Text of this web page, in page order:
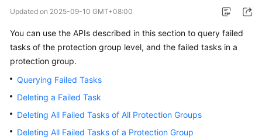
Bulletin
Service
Getting
Started
Updated on 2025-09-10 GMT+08:00
You can use the APIs described in this section to query failed
tasks of the protection group level, and the failed tasks in a
protection group.
Querying Failed Tasks
Deleting a Failed Task
Deleting All Failed Tasks of All Protection Groups
Deleting All Failed Tasks of a Protection Group